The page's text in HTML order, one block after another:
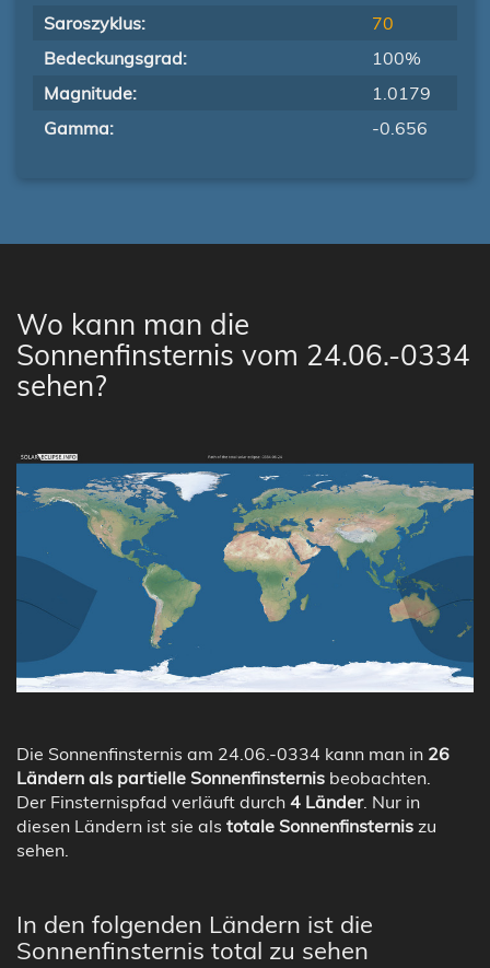
Saroszyklus:
70
Bedeckungsgrad:
100%
Magnitude:
1.0179
Gamma:
-0.656
Wo kann man die
Sonnenfinsternis vom 24.06.-0334
sehen?
Die Sonnenfinsternis am 24.06.-0334 kann man in 26
Ländern als partielle Sonnenfinsternis beobachten.
Der Finsternispfad verläuft durch 4 Länder. Nur in
diesen Ländern ist sie als totale Sonnenfinsternis zu
sehen.
In den folgenden Ländern ist die
Sonnenfinsternis total zu sehen